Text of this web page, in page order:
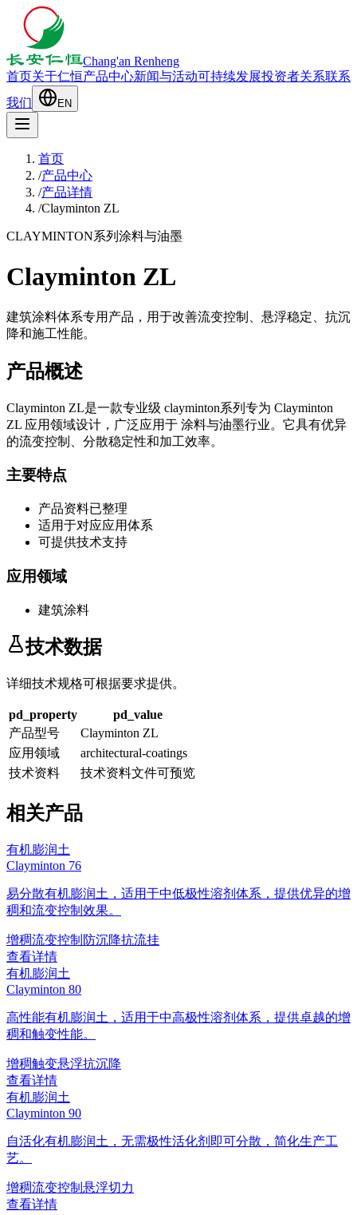
Chang'an Renheng
首页关于仁恒产品中心新闻与活动可持续发展投资者关系联系
我们
EN
首页
/产品中心
/产品详情
/Clayminton ZL
CLAYMINTON系列 涂料与油墨
Clayminton ZL
建筑涂料体系专用产品，用于改善流变控制、悬浮稳定、抗沉
降和施工性能。
产品概述
Clayminton ZL是一款专业级 clayminton系列 专为 Clayminton
ZL 应用领域设计，广泛应用于 涂料与油墨行业。它具有优异
的流变控制、分散稳定性和加工效率。
主要特点
产品资料已整理
适用于对应应用体系
可提供技术支持
应用领域
建筑涂料
技术数据
详细技术规格可根据要求提供。
pd_property
pd_value
产品型号
Clayminton ZL
应用领域
architectural-coatings
技术资料
技术资料文件可预览
相关产品
有机膨润土
Clayminton 76
易分散有机膨润土，适用于中低极性溶剂体系，提供优异的增
稠和流变控制效果。
增稠流变控制 防沉降抗流挂
查看详情
有机膨润土
Clayminton 80
高性能有机膨润土，适用于中高极性溶剂体系，提供卓越的增
稠和触变性能。
增稠触变悬浮抗沉降
查看详情
有机膨润土
Clayminton 90
自活化有机膨润土，无需极性活化剂即可分散，简化生产工
艺。
增稠流变控制 悬浮切力
查看详情